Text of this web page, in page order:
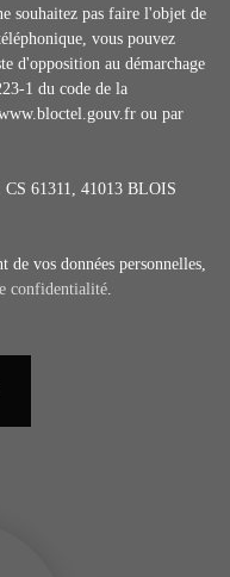
souhaitez pas faire l'objet de
vous pouvez
d'opposition au démarchage
1 du code de la
ou par
61311, 41013 BLOIS
vos données personnelles,
confidentialité.